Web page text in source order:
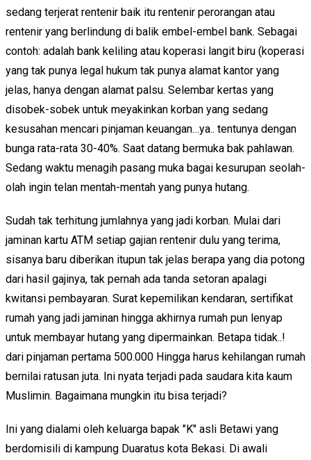
sedang terjerat rentenir baik itu rentenir perorangan atau
rentenir yang berlindung di balik embel-embel bank. Sebagai
contoh: adalah bank keliling atau koperasi langit biru (koperasi
yang tak punya legal hukum tak punya alamat kantor yang
jelas, hanya dengan alamat palsu. Selembar kertas yang
disobek-sobek untuk meyakinkan korban yang sedang
kesusahan mencari pinjaman keuangan…ya.. tentunya dengan
bunga rata-rata 30-40%. Saat datang bermuka bak pahlawan.
Sedang waktu menagih pasang muka bagai kesurupan seolah-
olah ingin telan mentah-mentah yang punya hutang.
Sudah tak terhitung jumlahnya yang jadi korban. Mulai dari
jaminan kartu ATM setiap gajian rentenir dulu yang terima,
sisanya baru diberikan itupun tak jelas berapa yang dia potong
dari hasil gajinya, tak pernah ada tanda setoran apalagi
kwitansi pembayaran. Surat kepemilikan kendaran, sertifikat
rumah yang jadi jaminan hingga akhirnya rumah pun lenyap
untuk membayar hutang yang dipermainkan. Betapa tidak..!
dari pinjaman pertama 500.000 Hingga harus kehilangan rumah
bernilai ratusan juta. Ini nyata terjadi pada saudara kita kaum
Muslimin. Bagaimana mungkin itu bisa terjadi?
Ini yang dialami oleh keluarga bapak "K" asli Betawi yang
berdomisili di kampung Duaratus kota Bekasi. Di awali